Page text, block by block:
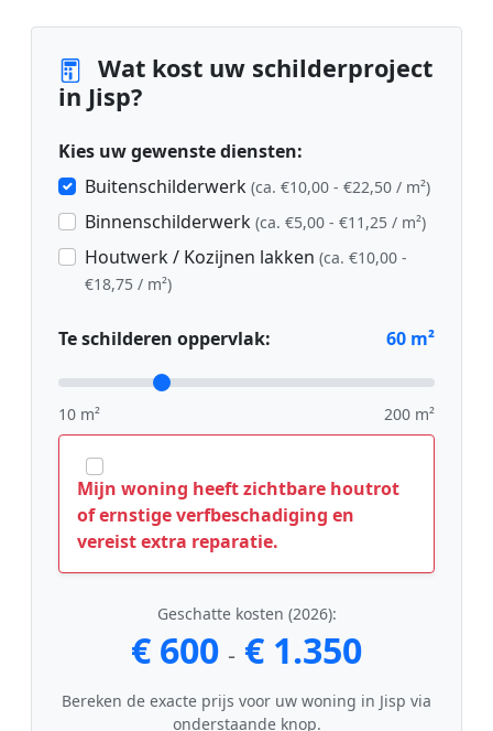
Wat kost uw schilderproject
in Jisp?
Kies uw gewenste diensten:
Buitenschilderwerk (ca. €10,00 - €22,50 / m²)
Binnenschilderwerk (ca. €5,00 - €11,25 / m²)
Houtwerk / Kozijnen lakken (ca. €10,00 -
€18,75 / m²)
Te schilderen oppervlak: 60 m²
10 m² 200 m²
Mijn woning heeft zichtbare houtrot
of ernstige verfbeschadiging en
vereist extra reparatie.
Geschatte kosten (2026):
€ 600 - € 1.350
Bereken de exacte prijs voor uw woning in Jisp via
onderstaande knop.